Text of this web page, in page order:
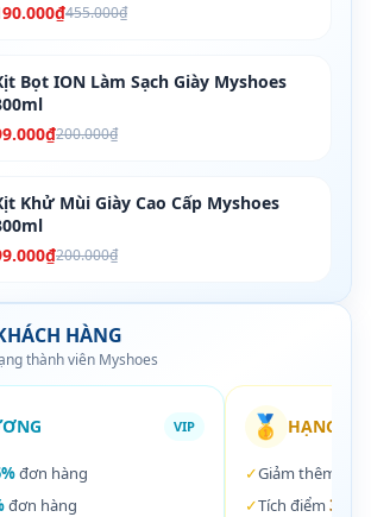
455.000₫
Bọt ION Làm Sạch Giày Myshoes
200.000₫
Khử Mùi Giày Cao Cấp Myshoes
200.000₫
HÀNG
thành viên Myshoes
VIP
đơn hàng
đơn hàng
🥇 HẠNG
✓Giảm thêm
✓Tích điểm 3%